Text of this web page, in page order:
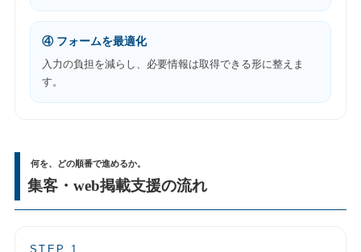
④ フォームを最適化
入力の負担を減らし、必要情報は取得できる形に整えま
す。
何を、どの順番で進めるか。
集客・web掲載支援の流れ
STEP 1